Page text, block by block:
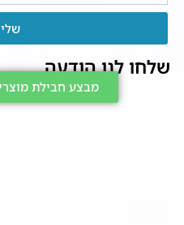
מבצע חבילת מוצרים
שלחו לנו הודעה